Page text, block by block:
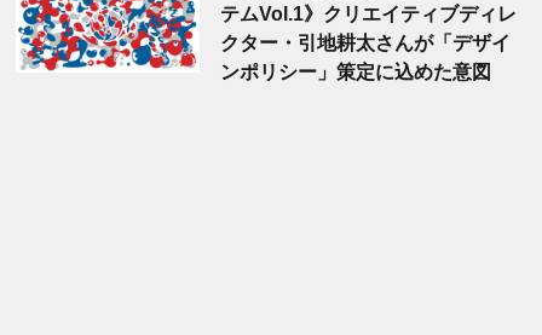
テムVol.1》クリエイティブディレ
クター・引地耕太さんが「デザイ
ンポリシー」策定に込めた意図